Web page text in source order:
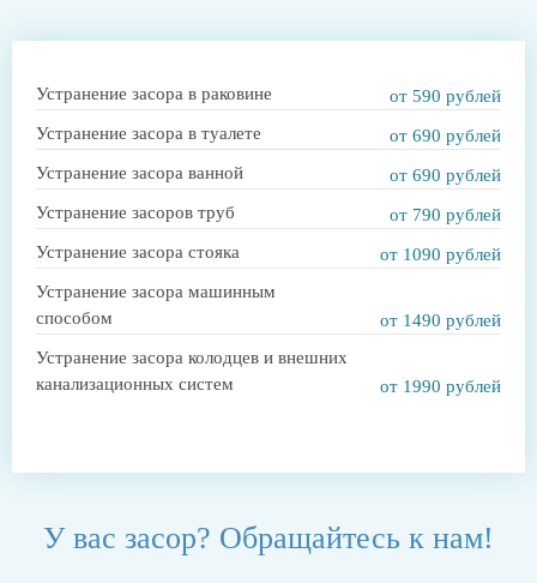
Устранение засора в раковине
от 590 рублей
Устранение засора в туалете
от 690 рублей
Устранение засора ванной
от 690 рублей
Устранение засоров труб
от 790 рублей
Устранение засора стояка
от 1090 рублей
Устранение засора машинным
способом
от 1490 рублей
Устранение засора колодцев и внешних
канализационных систем
от 1990 рублей
У вас засор? Обращайтесь к нам!